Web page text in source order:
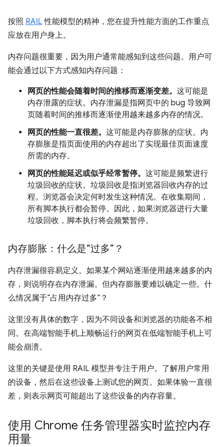
按照 RAIL 性能模型的精神，您在提升性能方面的工作重点
应放在用户身上。
内存问题很重要，因为用户通常能感知到这些问题。用户可
能会通过以下方式感知内存问题：
网页的性能会随着时间的推移而逐渐变差。 这可能是
内存泄露的症状。内存泄漏是指网页中的 bug 导致网
页随着时间的推移而逐渐使用越来越多内存的情况。
网页的性能一直很差。 这可能是内存膨胀的症状。内
存膨胀是指页面使用的内存超出了实现最佳页面速度
所需的内存。
网页的性能延迟或似乎经常暂停。 这可能是频繁进行
垃圾回收的症状。垃圾回收是指浏览器回收内存的过
程。浏览器会决定何时发生这种情况。在收集期间，
所有脚本执行都会暂停。因此，如果浏览器进行大量
垃圾回收，脚本执行将会频繁暂停。
内存膨胀：什么是“过多”？
内存泄漏很容易定义。如果某个网站逐渐使用越来越多的内
存，则说明存在内存泄漏。但内存膨胀要难以确定一些。什
么情况属于“占用内存过多”？
这里没有具体的数字，因为不同设备和浏览器的功能各不相
同。在高端智能手机上顺畅运行的网页在低端智能手机上可
能会崩溃。
这里的关键是使用 RAIL 模型并专注于用户。了解用户常用
的设备，然后在这些设备上测试您的网页。如果体验一直很
差，则表示网页可能超出了这些设备的内存容量。
使用 Chrome 任务管理器实时监控内存
用量